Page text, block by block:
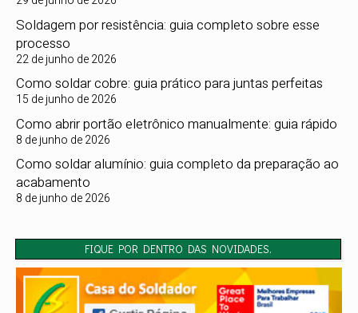
Soldagem por resistência: guia completo sobre esse
processo
22 de junho de 2026
Como soldar cobre: guia prático para juntas perfeitas
15 de junho de 2026
Como abrir portão eletrônico manualmente: guia rápido
8 de junho de 2026
Como soldar alumínio: guia completo da preparação ao
acabamento
8 de junho de 2026
FIQUE POR DENTRO DAS NOVIDADES.